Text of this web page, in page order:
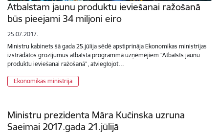
Atbalstam jaunu produktu ieviešanai ražošanā
būs pieejami 34 miljoni eiro
25.07.2017.
Ministru kabinets šā gada 25.jūlija sēdē apstiprināja Ekonomikas ministrijas
izstrādātos grozījumus atbalsta programmā uzņēmējiem “Atbalsts jaunu
produktu ieviešanai ražošanā”, atvieglojot…
Ekonomikas ministrija
Ministru prezidenta Māra Kučinska uzruna
Saeimai 2017.gada 21.jūlijā